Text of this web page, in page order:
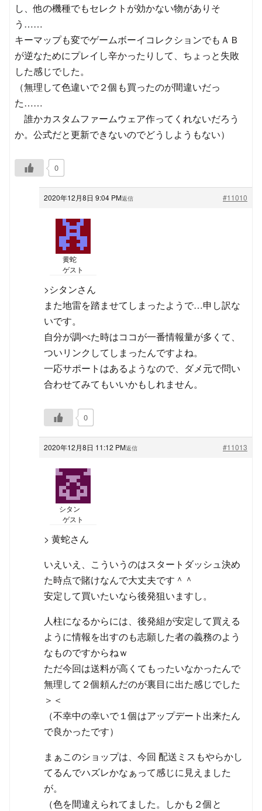
し、他の機種でもセレクトが効かない物がありそ
う……
キーマップも変でゲームボーイコレクションでもＡＢ
が逆なためにプレイし辛かったりして、ちょっと失敗
した感じでした。
（無理して色違いで２個も買ったのが間違いだっ
た……
誰かカスタムファームウェア作ってくれないだろう
か。公式だと更新できないのでどうしようもない）
0
2020年12月8日 9:04 PM #11010
返信
黄蛇
ゲスト
>シタンさん
また地雷を踏ませてしまったようで…申し訳な
いです。
自分が調べた時はココが一番情報量が多くて、
ついリンクしてしまったんですよね。
一応サポートはあるようなので、ダメ元で問い
合わせてみてもいいかもしれません。
0
2020年12月8日 11:12 PM #11013
返信
シタン
ゲスト
> 黄蛇さん
いえいえ、こういうのはスタートダッシュ決め
た時点で賭けなんで大丈夫です＾＾
安定して買いたいなら後発狙いますし。
人柱になるからには、後発組が安定して買える
ように情報を出すのも志願した者の義務のよう
なものですからねｗ
ただ今回は送料が高くてもったいなかったんで
無理して２個頼んだのが裏目に出た感じでした
＞＜
（不幸中の幸いで１個はアップデート出来たん
で良かったです）
まぁこのショップは、今回 配送ミスもやらかし
てるんでハズレかなぁって感じに見えました
が。
（色を間違えられてました。しかも２個と